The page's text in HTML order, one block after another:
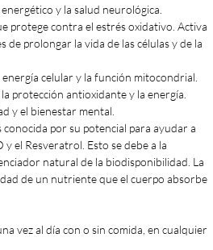
y la salud neurológica.
protege contra el estrés oxidativo. Activa
de prolongar la vida de las células y de la
celular y la función mitocondrial.
protección antioxidante y la energía.
y el bienestar mental.
por su potencial para ayudar a
el Resveratrol. Esto se debe a la
natural de la biodisponibilidad. La
de un nutriente que el cuerpo absorbe
vez al día con o sin comida, en cualquier